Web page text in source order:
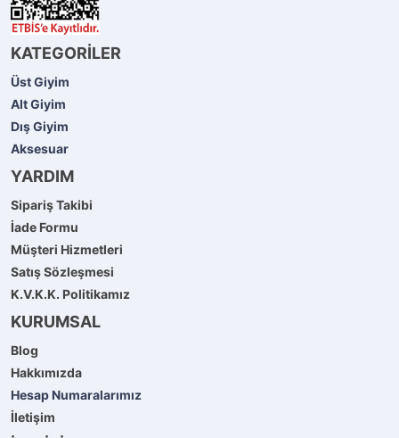
KATEGORİLER
Üst Giyim
Alt Giyim
Dış Giyim
Aksesuar
YARDIM
Sipariş Takibi
İade Formu
Müşteri Hizmetleri
Satış Sözleşmesi
K.V.K.K. Politikamız
KURUMSAL
Blog
Hakkımızda
Hesap Numaralarımız
İletişim